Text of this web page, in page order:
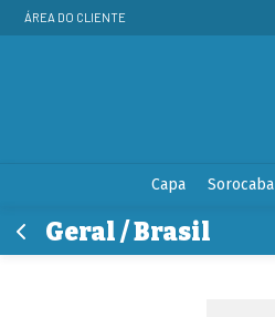
ÁREA DO CLIENTE
Capa Sorocaba
Geral / Brasil